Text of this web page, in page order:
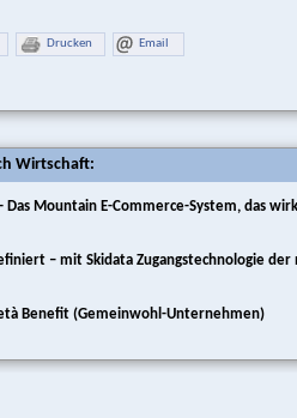
Drucken Email
Wirtschaft:
Das Mountain E-Commerce-System, das
– mit Skidata Zugangstechnologie der
Benefit (Gemeinwohl-Unternehmen)